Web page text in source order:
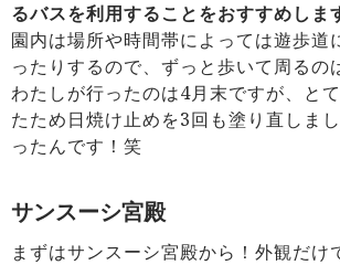
るバスを利用することをおすすめしま
園内は場所や時間帯によっては遊歩道
ったりするので、ずっと歩いて周るの
わたしが行ったのは4月末ですが、と
たため日焼け止めを3回も塗り直しま
ったんです！笑
サンスーシ宮殿
まずはサンスーシ宮殿から！外観だけ